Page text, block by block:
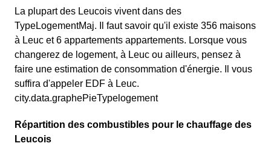
La plupart des Leucois vivent dans des
TypeLogementMaj. Il faut savoir qu'il existe 356 maisons
à Leuc et 6 appartements appartements. Lorsque vous
changerez de logement, à Leuc ou ailleurs, pensez à
faire une estimation de consommation d'énergie. Il vous
suffira d'appeler EDF à Leuc.
city.data.graphePieTypelogement
Répartition des combustibles pour le chauffage des
Leucois